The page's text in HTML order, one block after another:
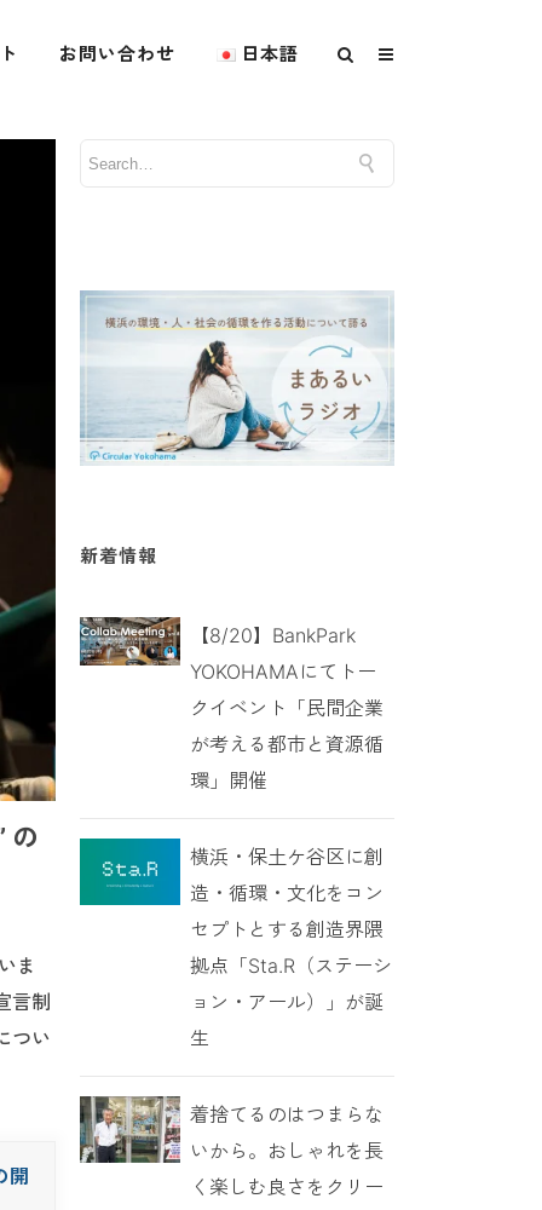
お問い合わせ 日本語
の
ま
言制
つい
開
新着情報
【8/20】BankPark
YOKOHAMAにてトー
クイベント「民間企業
が考える都市と資源循
環」開催
横浜・保土ケ谷区に創
造・循環・文化をコン
セプトとする創造界隈
拠点「Sta.R（ステーシ
ョン・アール）」が誕
生
着捨てるのはつまらな
いから。おしゃれを長
く楽しむ良さをクリー